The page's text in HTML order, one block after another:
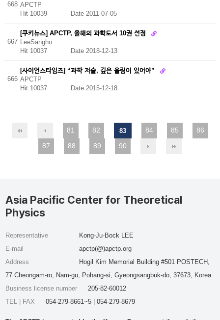
668 APCTP
Hit 10039
Date 2011-07-05
667
[쿠키뉴스] APCTP, 올해의 과학도서 10권 선정
LeeSangho
Hit 10037
Date 2018-12-13
666
[사이언스타임즈] “과학 저술, 깊은 울림이 있어야”
APCTP
Hit 10037
Date 2015-12-18
81 82 83 84 85
86
87
88 89 90
Asia Pacific Center for Theoretical
Physics
Representative
Kong-Ju-Bock LEE
E-mail
apctp(@)apctp.org
Address
Hogil Kim Memorial Building #501 POSTECH,
77 Cheongam-ro, Nam-gu, Pohang-si, Gyeongsangbuk-do, 37673, Korea
Business license number
205-82-60012
TEL | FAX
054-279-8661~5 | 054-279-8679